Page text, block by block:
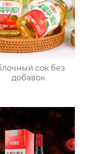
сок без
добавок